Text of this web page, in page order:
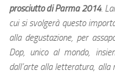
prosciutto di Parma 2014.
cui si svolgerà questo
alla degustazione, per
Dop, unico al mondo,
dall’arte alla letteratura,